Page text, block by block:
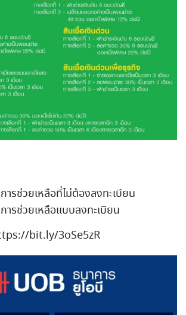
ารช่วยเหลือที่ไม่ต้องลงทะเบียน
ารช่วยเหลือแบบลงทะเบียน
bit.ly/3oSe5zR